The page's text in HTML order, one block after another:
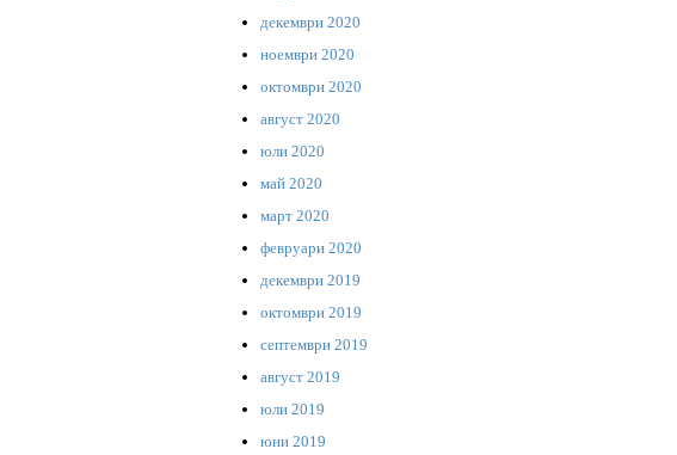
декември 2020
ноември 2020
октомври 2020
август 2020
юли 2020
май 2020
март 2020
февруари 2020
декември 2019
октомври 2019
септември 2019
август 2019
юли 2019
юни 2019